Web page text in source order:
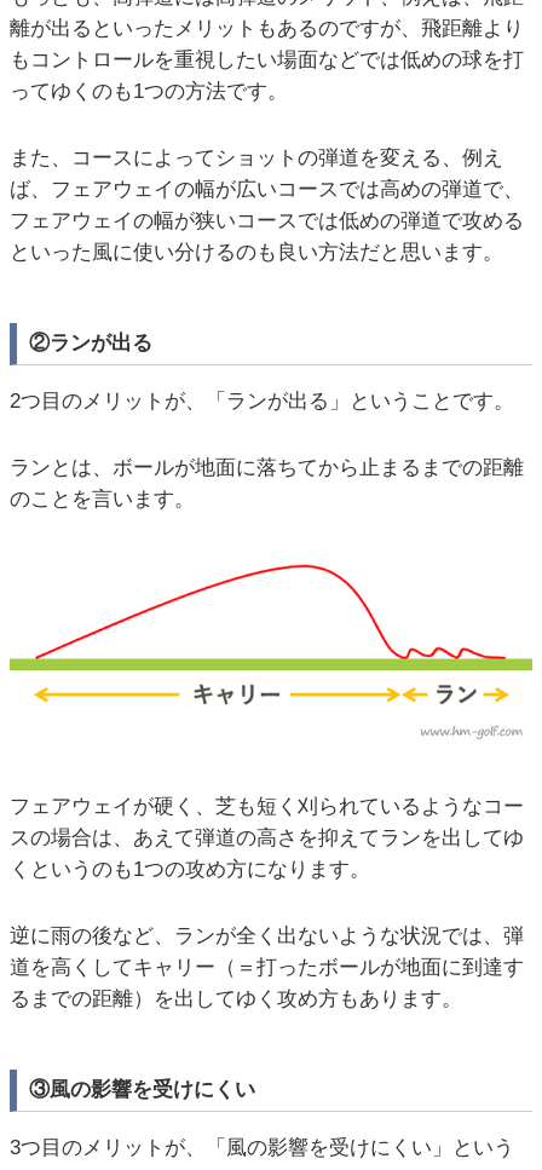
離が出るといったメリットもあるのですが、飛距離より
もコントロールを重視したい場面などでは低めの球を打
ってゆくのも1つの方法です。
また、コースによってショットの弾道を変える、例え
ば、フェアウェイの幅が広いコースでは高めの弾道で、
フェアウェイの幅が狭いコースでは低めの弾道で攻める
といった風に使い分けるのも良い方法だと思います。
②ランが出る
2つ目のメリットが、「ランが出る」ということです。
ランとは、ボールが地面に落ちてから止まるまでの距離
のことを言います。
フェアウェイが硬く、芝も短く刈られているようなコー
スの場合は、あえて弾道の高さを抑えてランを出してゆ
くというのも1つの攻め方になります。
逆に雨の後など、ランが全く出ないような状況では、弾
道を高くしてキャリー（＝打ったボールが地面に到達す
るまでの距離）を出してゆく攻め方もあります。
③風の影響を受けにくい
3つ目のメリットが、「風の影響を受けにくい」という